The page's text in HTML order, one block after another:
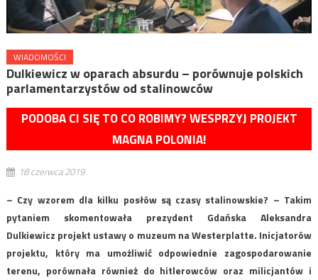
WIADOMOŚCI
Dulkiewicz w oparach absurdu – porównuje polskich
parlamentarzystów od stalinowców
PODOBA CI SIĘ TO CO ROBIMY? WESPRZYJ PROJEKT
MAGNA POLONIA!
18 czerwca 2019
– Czy wzorem dla kilku posłów są czasy stalinowskie? – Takim
pytaniem skomentowała prezydent Gdańska Aleksandra
Dulkiewicz projekt ustawy o muzeum na Westerplatte. Inicjatorów
projektu, który ma umożliwić odpowiednie zagospodarowanie
terenu, porównała również do hitlerowców oraz milicjantów i